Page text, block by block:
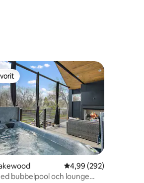
betyg, 136 omdömen
4,99 av 5 i
4,99 (292)
bubbelpool och lounge